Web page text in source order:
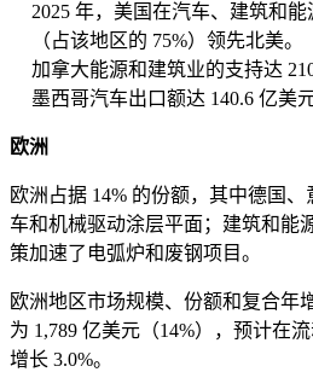
2025 年，美国在汽车、建筑和
（占该地区的 75%）领先北美。
加拿大能源和建筑业的支持达
墨西哥汽车出口额达 140.6 亿美
欧洲
欧洲占据 14% 的份额，其中德国
车和机械驱动涂层平面；建筑和能
策加速了电弧炉和废钢项目。
欧洲地区市场规模、份额和复合年
为 1,789 亿美元（14%），预计在
增长 3.0%。